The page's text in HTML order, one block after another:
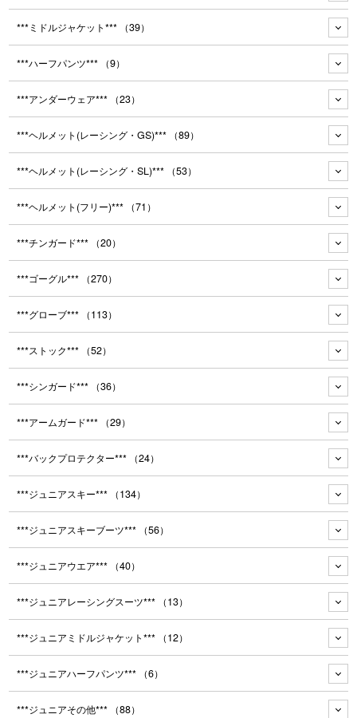
***ミドルジャケット*** （39）
***ハーフパンツ*** （9）
***アンダーウェア*** （23）
***ヘルメット(レーシング・GS)*** （89）
***ヘルメット(レーシング・SL)*** （53）
***ヘルメット(フリー)*** （71）
***チンガード*** （20）
***ゴーグル*** （270）
***グローブ*** （113）
***ストック*** （52）
***シンガード*** （36）
***アームガード*** （29）
***バックプロテクター*** （24）
***ジュニアスキー*** （134）
***ジュニアスキーブーツ*** （56）
***ジュニアウエア*** （40）
***ジュニアレーシングスーツ*** （13）
***ジュニアミドルジャケット*** （12）
***ジュニアハーフパンツ*** （6）
***ジュニアその他*** （88）